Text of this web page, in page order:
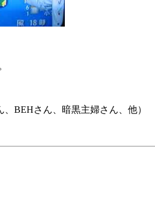
BEHさん、暗黒主婦さん、他）